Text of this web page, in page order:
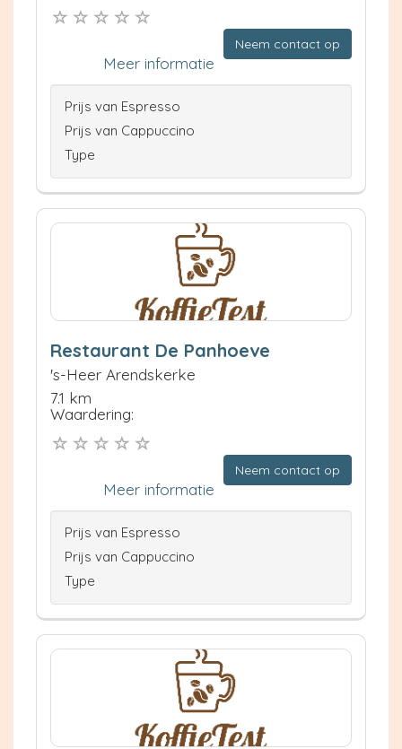
Neem contact op
Meer informatie
Prijs van Espresso
Prijs van Cappuccino
Type
Restaurant De Panhoeve
's-Heer Arendskerke
7.1 km
Waardering:
Neem contact op
Meer informatie
Prijs van Espresso
Prijs van Cappuccino
Type